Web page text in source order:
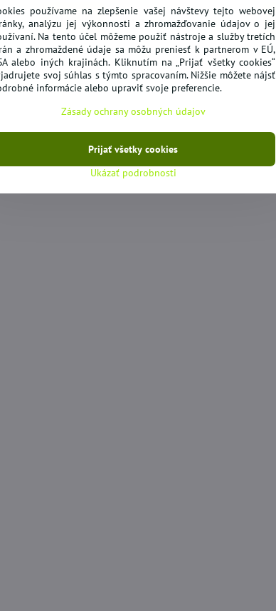
Do košíka
10 dní
129 €
používame na zlepšenie vašej návštevy tejto webovej
analýzu jej výkonnosti a zhromažďovanie údajov o jej
Na tento účel môžeme použiť nástroje a služby tretích
a zhromaždené údaje sa môžu preniesť k partnerom v EÚ,
alebo iných krajinách. Kliknutím na „Prijať všetky cookies“
svoj súhlas s týmto spracovaním. Nižšie môžete nájsť
informácie alebo upraviť svoje preferencie.
Zásady ochrany osobných údajov
Ukázať podrobnosti
Prijať všetky cookies